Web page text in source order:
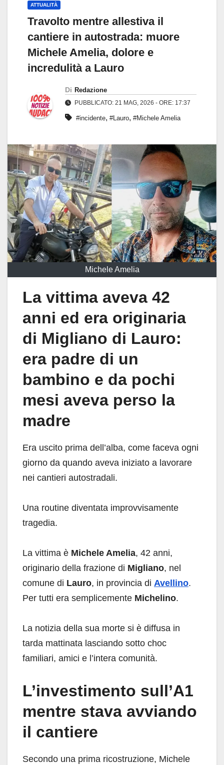
ATTUALITÀ
Travolto mentre allestiva il
cantiere in autostrada: muore
Michele Amelia, dolore e
incredulità a Lauro
Di Redazione
PUBBLICATO: 21 MAG, 2026 - ORE: 17:37
#incidente, #Lauro, #Michele Amelia
Michele Amelia
La vittima aveva 42
anni ed era originaria
di Migliano di Lauro:
era padre di un
bambino e da pochi
mesi aveva perso la
madre
Era uscito prima dell’alba, come faceva ogni
giorno da quando aveva iniziato a lavorare
nei cantieri autostradali.
Una routine diventata improvvisamente
tragedia.
La vittima è Michele Amelia, 42 anni,
originario della frazione di Migliano, nel
comune di Lauro, in provincia di Avellino.
Per tutti era semplicemente Michelino.
La notizia della sua morte si è diffusa in
tarda mattinata lasciando sotto choc
familiari, amici e l’intera comunità.
L’investimento sull’A1
mentre stava avviando
il cantiere
Secondo una prima ricostruzione, Michele